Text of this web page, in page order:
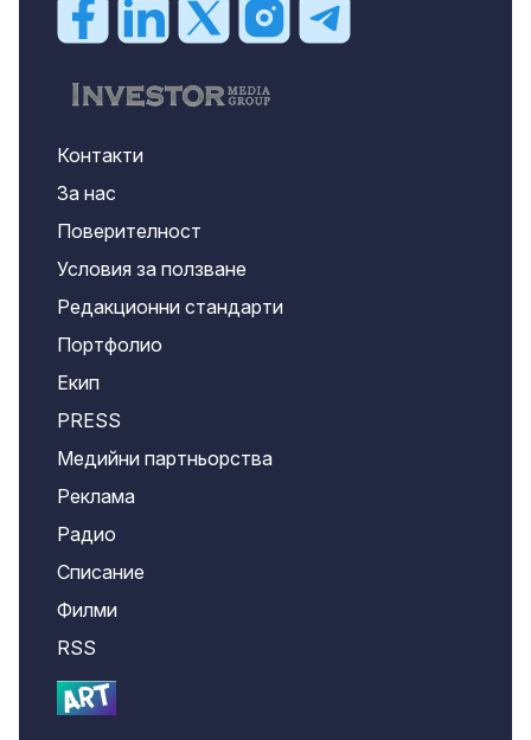
Контакти
За нас
Поверителност
Условия за ползване
Редакционни стандарти
Портфолио
Екип
PRESS
Медийни партньорства
Реклама
Радио
Списание
Филми
RSS